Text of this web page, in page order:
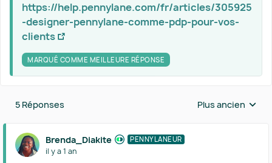
https://help.pennylane.com/fr/articles/305925
-designer-pennylane-comme-pdp-pour-vos-
clients
MARQUÉ COMME MEILLEURE RÉPONSE
5 Réponses Réponses triées
Plus ancien
Brenda_Diakite PENNYLANEUR
il y a 1 an